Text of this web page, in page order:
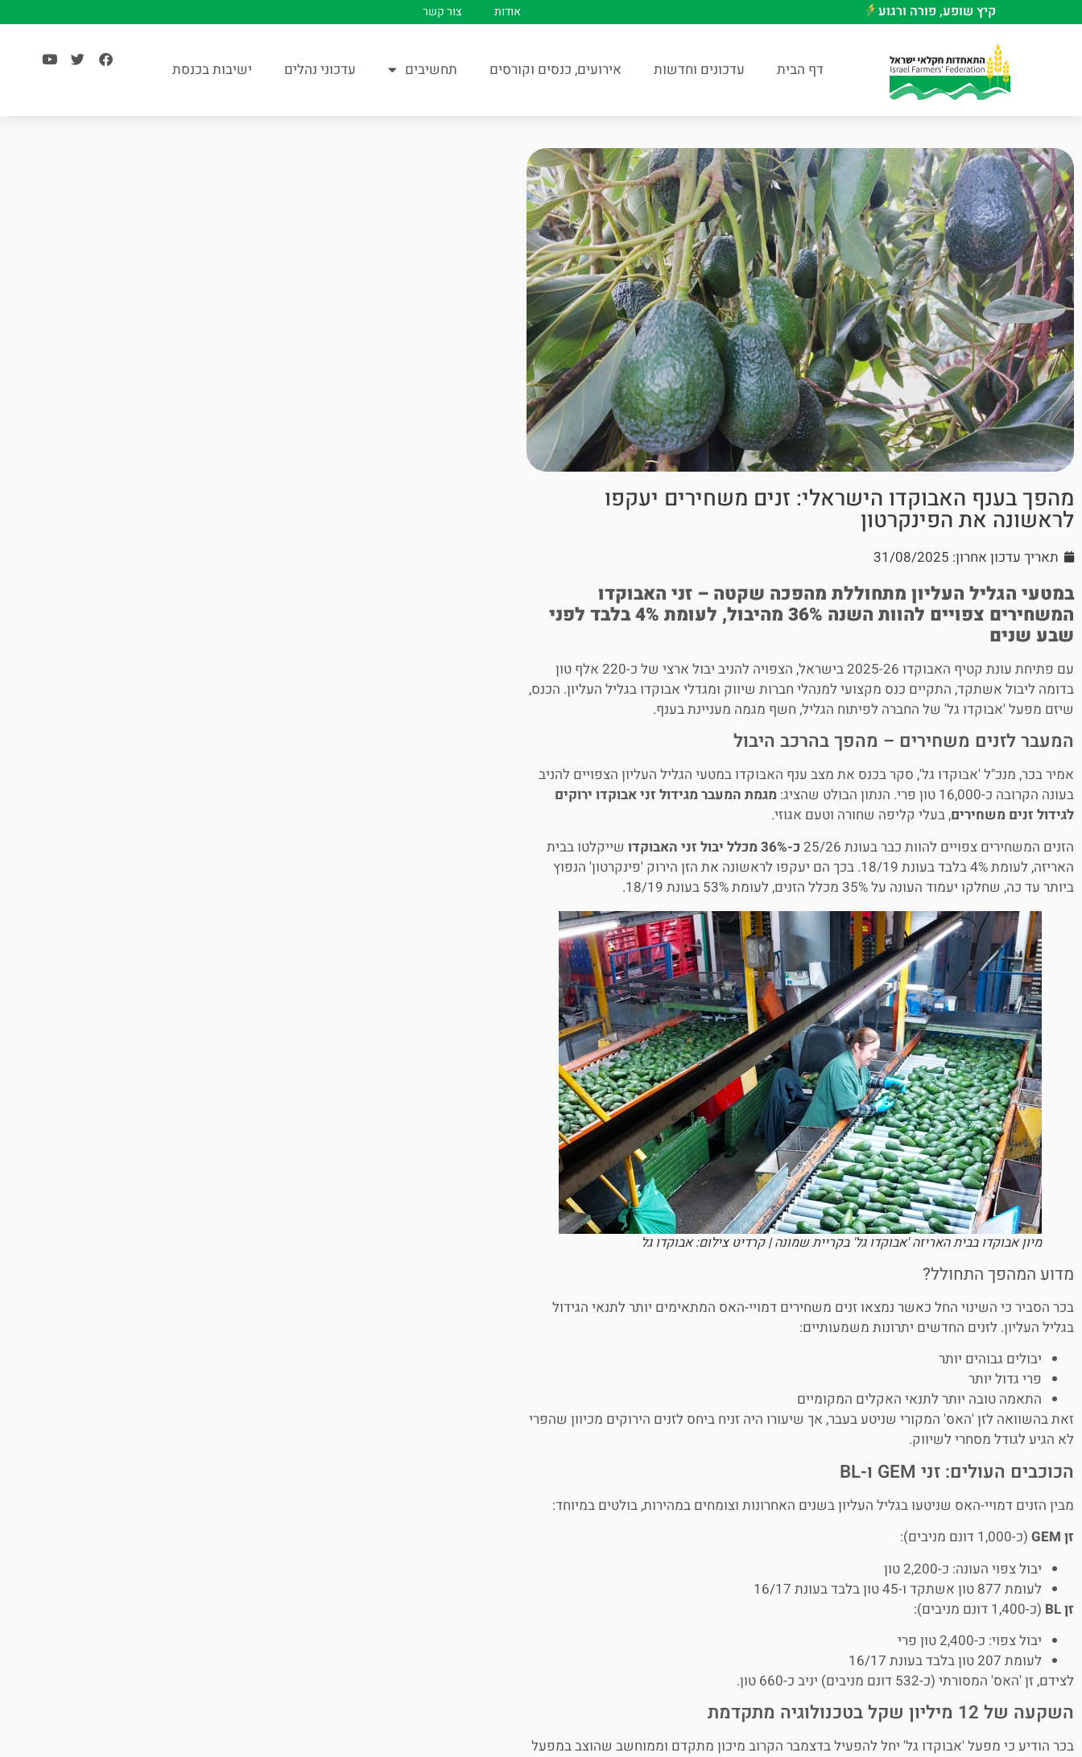
קיץ שופע, פורה ורגוע אודות צור קשר
דף הבית עדכונים וחדשות אירועים, כנסים וקורסים תחשיבים עדכוני נהלים ישיבות בכנסת
מהפך בענף האבוקדו הישראלי: זנים משחירים יעקפו
לראשונה את הפינקרטון
תאריך עדכון אחרון: 31/08/2025
במטעי הגליל העליון מתחוללת מהפכה שקטה – זני האבוקדו
המשחירים צפויים להוות השנה 36% מהיבול, לעומת 4% בלבד לפני
שבע שנים
עם פתיחת עונת קטיף האבוקדו 2025-26 בישראל, הצפויה להניב יבול ארצי של כ-220 אלף טון
בדומה ליבול אשתקד, התקיים כנס מקצועי למנהלי חברות שיווק ומגדלי אבוקדו בגליל העליון. הכנס,
שיזם מפעל 'אבוקדו גל' של החברה לפיתוח הגליל, חשף מגמה מעניינת בענף.
המעבר לזנים משחירים – מהפך בהרכב היבול
אמיר בכר, מנכ"ל 'אבוקדו גל', סקר בכנס את מצב ענף האבוקדו במטעי הגליל העליון הצפויים להניב
בעונה הקרובה כ-16,000 טון פרי. הנתון הבולט שהציג:
מגמת המעבר מגידול זני אבוקדו ירוקים
לגידול זנים משחירים, בעלי קליפה שחורה וטעם אגוזי.
הזנים המשחירים צפויים להוות כבר בעונת 25/26
כ-36% מכלל יבול זני האבוקדו
שייקלטו בבית
האריזה, לעומת 4% בלבד בעונת 18/19. בכך הם יעקפו לראשונה את הזן הירוק 'פינקרטון' הנפוץ
ביותר עד כה, שחלקו יעמוד העונה על 35% מכלל הזנים, לעומת 53% בעונת 18/19.
מיון אבוקדו בבית האריזה 'אבוקדו גל' בקריית שמונה | קרדיט צילום: אבוקדו גל
מדוע המהפך התחולל?
בכר הסביר כי השינוי החל כאשר נמצאו זנים משחירים דמויי-האס המתאימים יותר לתנאי הגידול
בגליל העליון. לזנים החדשים יתרונות משמעותיים:
יבולים גבוהים יותר
פרי גדול יותר
התאמה טובה יותר לתנאי האקלים המקומיים
זאת בהשוואה לזן 'האס' המקורי שניטע בעבר, אך שיעורו היה זניח ביחס לזנים הירוקים מכיוון שהפרי
לא הגיע לגודל מסחרי לשיווק.
הכוכבים העולים: זני GEM ו-BL
מבין הזנים דמויי-האס שניטעו בגליל העליון בשנים האחרונות וצומחים במהירות, בולטים במיוחד:
זן GEM
(כ-1,000 דונם מניבים):
יבול צפוי העונה: כ-2,200 טון
לעומת 877 טון אשתקד ו-45 טון בלבד בעונת 16/17
זן BL
(כ-1,400 דונם מניבים):
יבול צפוי: כ-2,400 טון פרי
לעומת 207 טון בלבד בעונת 16/17
לצידם, זן 'האס' המסורתי (כ-532 דונם מניבים) יניב כ-660 טון.
השקעה של 12 מיליון שקל בטכנולוגיה מתקדמת
בכר הודיע כי מפעל 'אבוקדו גל' יחל להפעיל בדצמבר הקרוב מיכון מתקדם וממוחשב שהוצב במפעל